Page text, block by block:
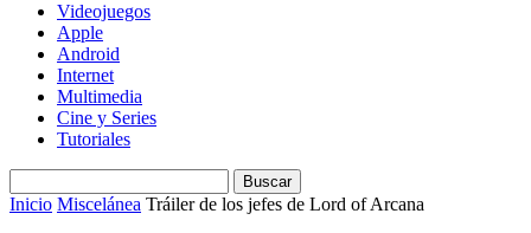
Videojuegos
Apple
Android
Internet
Multimedia
Cine y Series
Tutoriales
Inicio Miscelánea Tráiler de los jefes de Lord of Arcana